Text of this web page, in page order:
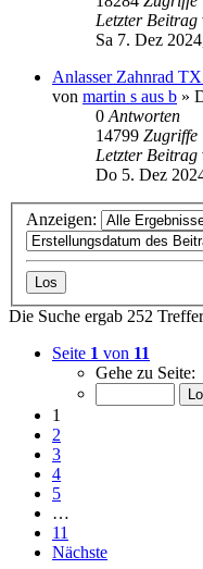
Letzter Beitrag
Sa 7. Dez
Anlasser Zahnrad
von martin s aus b »
0 Antworten
14799 Zugriffe
Letzter Beitrag
Do 5. Dez
Anzeigen:
Die Suche ergab 252 Treffer
Seite 1 von 11
Gehe zu Seite:
1
2
3
4
5
…
11
Nächste